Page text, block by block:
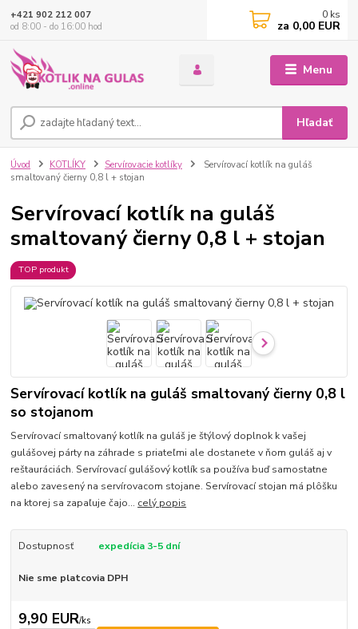
Menu
Hľadať
+421 902 212 007
od 8:00 - do 16:00 hod
0 ks
za 0,00 EUR
Úvod KOTLÍKY Servírovacie kotlíky
Servírovací kotlík na guláš
smaltovaný čierny 0,8 l + stojan
Servírovací kotlík na guláš
smaltovaný čierny 0,8 l + stojan
TOP produkt
Servírovací kotlík na guláš smaltovaný čierny 0,8 l
so stojanom
Servírovací smaltovaný kotlík na guláš je štýlový doplnok k vašej
gulášovej párty na záhrade s priateľmi ale dostanete v ňom guláš aj v
reštauráciách. Servírovací gulášový kotlík sa používa buď samostatne
alebo zavesený na servírovacom stojane. Servírovací stojan má plôšku
na ktorej sa zapaľuje čajo... celý popis
Dostupnosť expedícia 3-5 dní
Nie sme platcovia DPH
9,90 EUR/ks